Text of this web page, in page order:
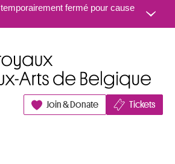
Aller au contenu
fermé pour cause
Join & Donate Tickets